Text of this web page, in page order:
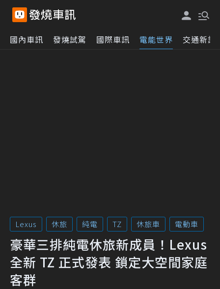
國內車訊 發燒試駕 國際車訊 電能世界 交通新訊
Lexus 休旅 純電 TZ 休旅車 電動車
豪華三排純電休旅新成員！Lexus
全新 TZ 正式發表 鎖定大空間家庭
客群